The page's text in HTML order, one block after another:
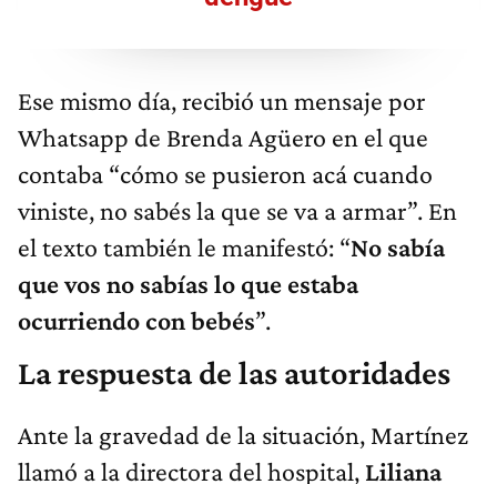
Ese mismo día, recibió un mensaje por
Whatsapp de Brenda Agüero en el que
contaba “cómo se pusieron acá cuando
viniste, no sabés la que se va a armar”. En
el texto también le manifestó: “No sabía
que vos no sabías lo que estaba
ocurriendo con bebés”.
La respuesta de las autoridades
Ante la gravedad de la situación, Martínez
llamó a la directora del hospital, Liliana